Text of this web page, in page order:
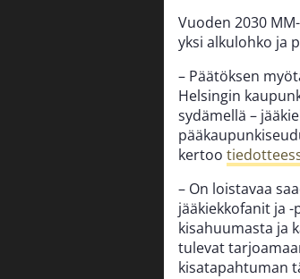
Vuoden 2030
yksi alkulohko ja
– Päätöksen
Helsingin
sydämellä –
kertoo
– On loistavaa
jääkiekkofanit ja
kisahuumasta ja
tulevat
kisatapahtuman